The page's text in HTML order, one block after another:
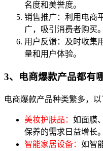
名度和美誉度。
销售推广：利用电商
广，吸引消费者购买。
用户反馈：及时收集
量和用户体验。
3、电商爆款产品都有
电商爆款产品种类繁多，
美妆护肤品： 如面膜
保养的需求日益增长。
智能家居设备： 如智